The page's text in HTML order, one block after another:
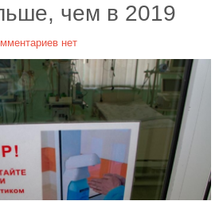
чем в 2019
нет